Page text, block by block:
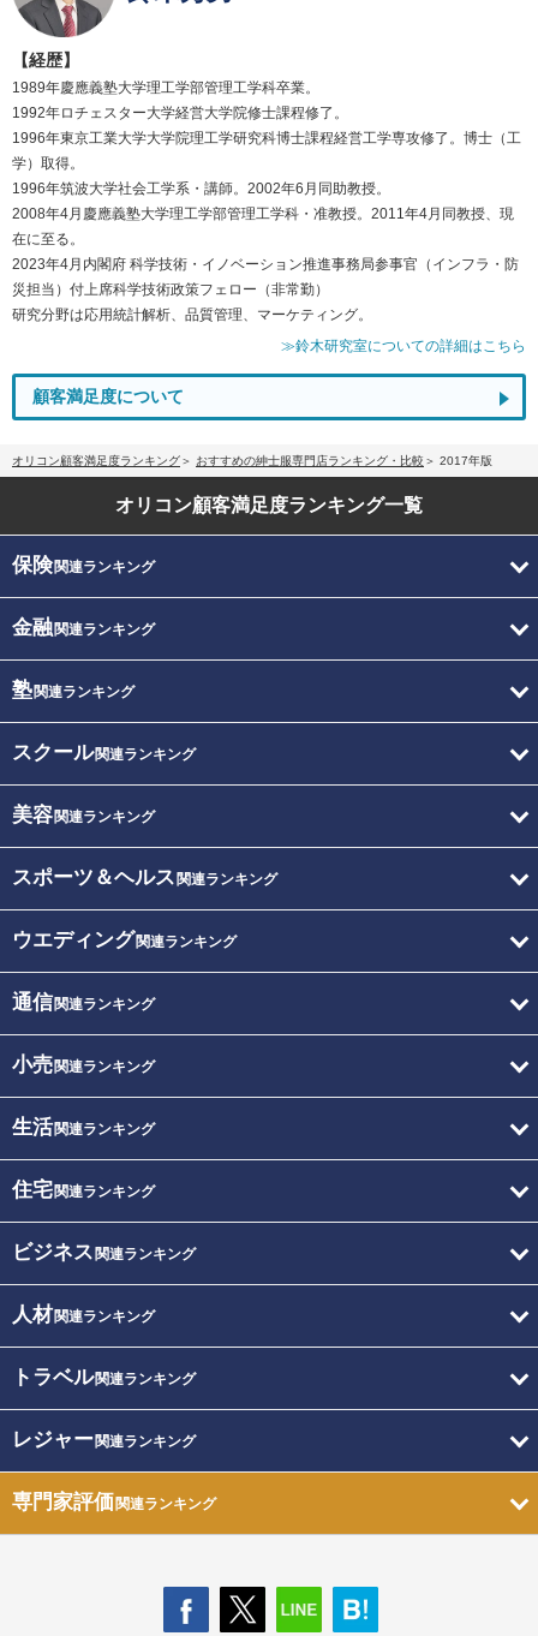
【経歴】
1989年慶應義塾大学理工学部管理工学科卒業。
1992年ロチェスター大学経営大学院修士課程修了。
1996年東京工業大学大学院理工学研究科博士課程経営工学専攻修了。博士（工
学）取得。
1996年筑波大学社会工学系・講師。2002年6月同助教授。
2008年4月慶應義塾大学理工学部管理工学科・准教授。2011年4月同教授、現
在に至る。
2023年4月内閣府 科学技術・イノベーション推進事務局参事官（インフラ・防
災担当）付上席科学技術政策フェロー（非常勤）
研究分野は応用統計解析、品質管理、マーケティング。
≫鈴木研究室についての詳細はこちら
顧客満足度について
オリコン顧客満足度ランキング おすすめの紳士服専門店ランキング・比較 2017年版
オリコン顧客満足度ランキング一覧
保険関連ランキング
金融関連ランキング
塾関連ランキング
スクール関連ランキング
美容関連ランキング
スポーツ＆ヘルス 関連ランキング
ウエディング関連ランキング
通信関連ランキング
小売関連ランキング
生活関連ランキング
住宅関連ランキング
ビジネス 関連ランキング
人材関連ランキング
トラベル関連ランキング
レジャー関連ランキング
専門家評価関連ランキング